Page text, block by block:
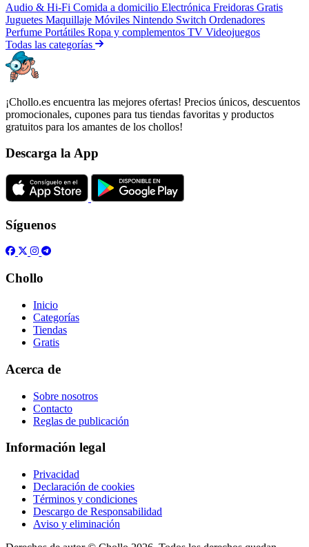
Audio & Hi-Fi Comida a domicilio Electrónica Freidoras Gratis
Juguetes Maquillaje Móviles Nintendo Switch Ordenadores
Perfume Portátiles Ropa y complementos TV Videojuegos
Todas las categorías
¡Chollo.es encuentra las mejores ofertas! Precios únicos, descuentos
promocionales, cupones para tus tiendas favoritas y productos
gratuitos para los amantes de los chollos!
Descarga la App
Síguenos
Chollo
Inicio
Categorías
Tiendas
Gratis
Acerca de
Sobre nosotros
Contacto
Reglas de publicación
Información legal
Privacidad
Declaración de cookies
Términos y condiciones
Descargo de Responsabilidad
Aviso y eliminación